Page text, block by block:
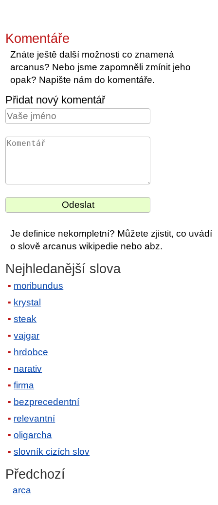
Komentáře
Znáte ještě další možnosti co znamená
arcanus? Nebo jsme zapomněli zmínit jeho
opak? Napište nám do komentáře.
Přidat nový komentář
Je definice nekompletní? Můžete zjistit, co uvádí
o slově arcanus wikipedie nebo abz.
Nejhledanější slova
moribundus
krystal
steak
vajgar
hrdobce
narativ
firma
bezprecedentní
relevantní
oligarcha
slovník cizích slov
Předchozí
arca